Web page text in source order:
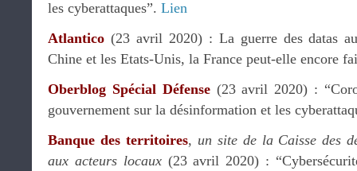
les cyberattaques”. Lien
Atlantico (23 avril 2020) : La guerre des datas
Chine et les Etats-Unis, la France peut-elle encore
Oberblog Spécial Défense(23 avril 2020) :
gouvernement sur la désinformation et les
Banque des territoires, un site de la Caisse des
aux acteurs locaux(23 avril 2020) :